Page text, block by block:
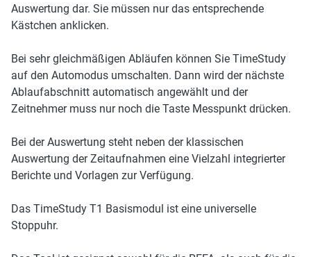
Auswertung dar. Sie müssen nur das entsprechende
Kästchen anklicken.
Bei sehr gleichmäßigen Abläufen können Sie TimeStudy
auf den Automodus umschalten. Dann wird der nächste
Ablaufabschnitt automatisch angewählt und der
Zeitnehmer muss nur noch die Taste Messpunkt drücken.
Bei der Auswertung steht neben der klassischen
Auswertung der Zeitaufnahmen eine Vielzahl integrierter
Berichte und Vorlagen zur Verfügung.
Das TimeStudy T1 Basismodul ist eine universelle
Stoppuhr.